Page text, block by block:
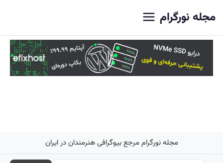
مجله نورگرام
مجله نورگرام مرجع بیوگرافی هنرمندان در ایران